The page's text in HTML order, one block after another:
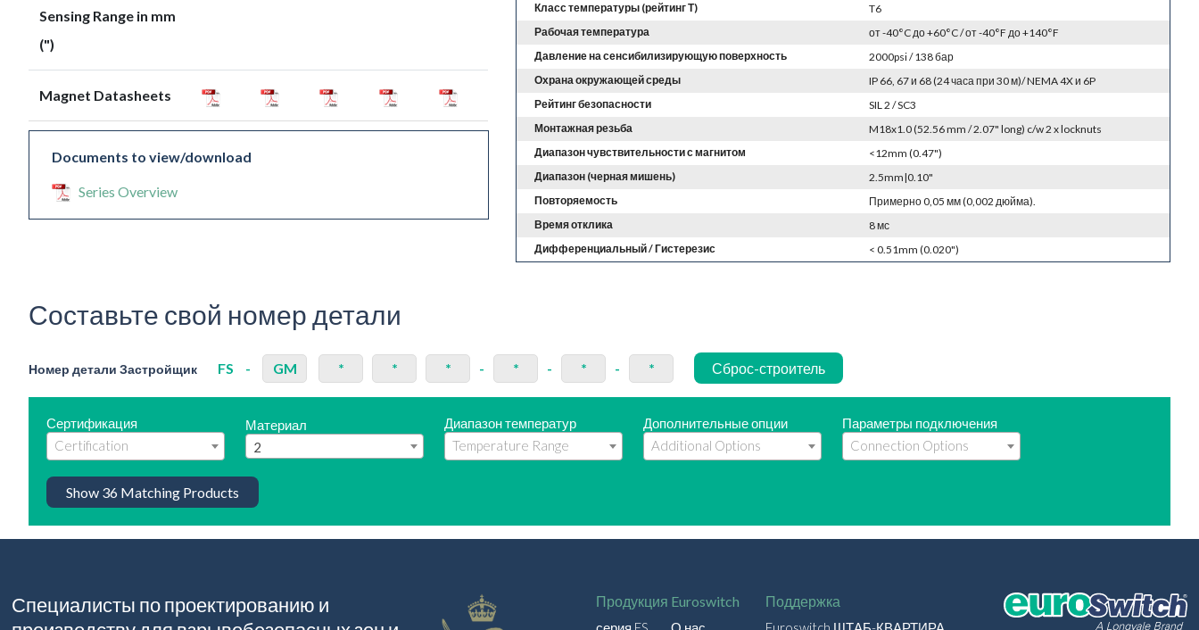
Sensing Range in mm
(")
Magnet Datasheets
Documents to view/download
Series Overview
Класс температуры (рейтинг Т)
T6
Рабочая температура
от -40°C до +60°C / от -40°F до +140°F
Давление на сенсибилизирующую поверхность
2000psi / 138 бар
Охрана окружающей среды
IP 66, 67 и 68 (24 часа при 30 м)/ NEMA 4X и 6P
Рейтинг безопасности
SIL 2 / SC3
Монтажная резьба
M18x1.0 (52.56 mm / 2.07" long) c/w 2 x locknuts
Диапазон чувствительности с магнитом
<12mm (0.47")
Диапазон (черная мишень)
2.5mm|0.10"
Повторяемость
Примерно 0,05 мм (0,002 дюйма).
Время отклика
8 мс
Дифференциальный / Гистерезис
< 0.51mm (0.020")
Составьте свой номер детали
Номер детали Застройщик FS - GM * * * - * - * - * Сброс-строитель
Сертификация
Материал
2
Диапазон температур Дополнительные опции Параметры подключения
Show 36 Matching Products
Специалисты по проектированию и
Продукция Euroswitch Поддержка